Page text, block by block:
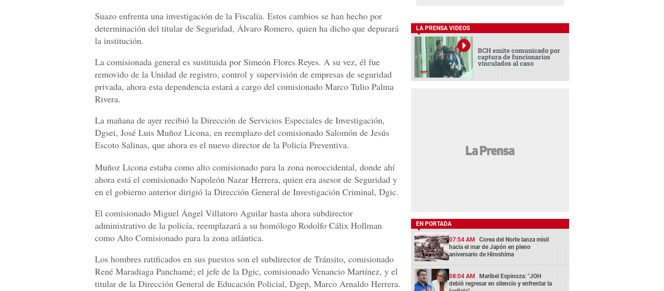
Suazo enfrenta una investigación de la Fiscalía. Estos cambios se han hecho por
determinación del titular de Seguridad, Álvaro Romero, quien ha dicho que depurará
la institución.
La comisionada general es sustituida por Simeón Flores Reyes. A su vez, él fue
removido de la Unidad de registro, control y supervisión de empresas de seguridad
privada, ahora esta dependencia estará a cargo del comisionado Marco Tulio Palma
Rivera.
La mañana de ayer recibió la Dirección de Servicios Especiales de Investigación,
Dgsei, José Luis Muñoz Licona, en reemplazo del comisionado Salomón de Jesús
Escoto Salinas, que ahora es el nuevo director de la Policía Preventiva.
Muñoz Licona estaba como alto comisionado para la zona noroccidental, donde ahí
ahora está el comisionado Napoleón Nazar Herrera, quien era asesor de Seguridad y
en el gobierno anterior dirigió la Dirección General de Investigación Criminal, Dgic.
El comisionado Miguel Ángel Villatoro Aguilar hasta ahora subdirector
administrativo de la policía, reemplazará a su homólogo Rodolfo Cálix Hollman
como Alto Comisionado para la zona atlántica.
Los hombres ratificados en sus puestos son el subdirector de Tránsito, comisionado
René Maradiaga Panchamé; el jefe de la Dgic, comisionado Venancio Martínez, y el
titular de la Dirección General de Educación Policial, Dgep, Marco Arnaldo Herrera.
LA PRENSA VIDEOS
BCH emite comunicado por
captura de funcionarios
vinculados al caso
EN PORTADA
07:54 AM Corea del Norte lanza misil
hacia el mar de Japón en pleno
aniversario de Hiroshima
08:04 AM Maribel Espinoza: "JOH
debió regresar en silencio y enfrentar la